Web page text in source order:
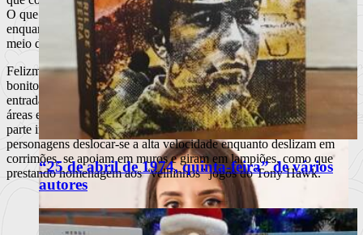
“25 de abril de 1974, quinta-feira” de vários
autores
O que se torna extremamente frustrante, visto que tende a acontecer
enquanto tentamos descobrir o caminho por onde progredir, ou no
meio de uma batalha com um monstro com duas caudas.
Felizmente, nem tudo é mau neste título. Os gráficos são bastante
bonitos e evoluídos tecnicamente, nada ficando a dever aos das
entradas caseiras. O efeito 3D consegue impressionar em algumas
áreas e o sistema de combate é divertido em geral. Tem agora como
parte integrante uma mecânica degrinding, fazendo as nossas
personagens deslocar-se a alta velocidade enquanto deslizam em
corrimões, se apoiam em muros e giram em lampiões, como que
prestando homenagem aos “velhinhos” jogos do Tony Hawk.